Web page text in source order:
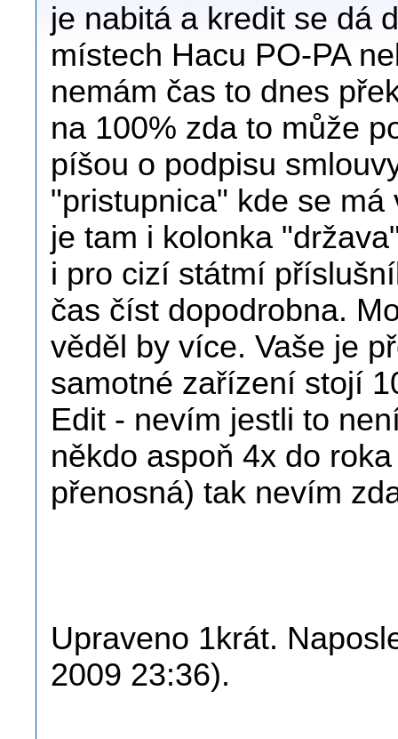
je nabitá a kredit se dá
místech Hacu PO-PA
nemám čas to dnes
na 100% zda to může
píšou o podpisu
"pristupnica" kde se
je tam i kolonka
i pro cizí státmí
čas číst dopodrobna.
věděl by více. Vaše je
samotné zařízení stojí
Edit - nevím jestli to
někdo aspoň 4x do
přenosná) tak nevím
Upraveno 1krát.
2009 23:36).